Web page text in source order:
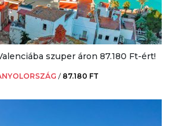
szuper áron 87.180 Ft-ért!
/ 87.180 FT